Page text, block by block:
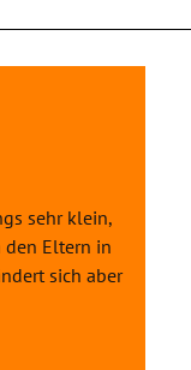
sehr klein,
den Eltern in
sich aber